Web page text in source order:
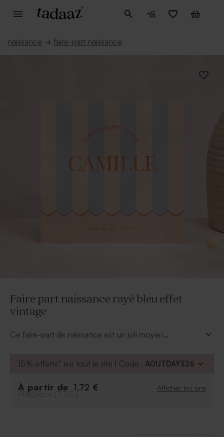
naissance → faire-part naissance
Faire part naissance rayé bleu effet
vintage
Ce faire-part de naissance est un joli moyen
d'émotion à vos proches.
15% offerts* sur tout le site | Code : AOUTDAYS26
À partir de 1,72 € Afficher les prix
Prix/pièce (T.T.C.)